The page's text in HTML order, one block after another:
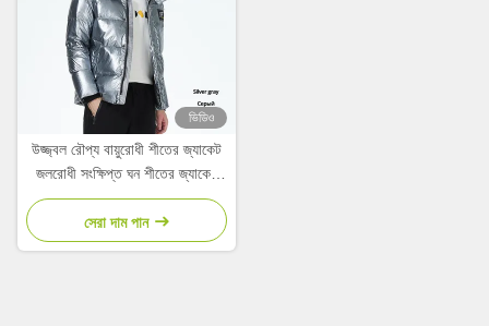
ভিডিও
উজ্জ্বল রৌপ্য বায়ুরোধী শীতের জ্যাকেট
জলরোধী সংক্ষিপ্ত ঘন শীতের জ্যাকেট
পুরুষ উজ্জ্বল কাপড়
সেরা দাম পান